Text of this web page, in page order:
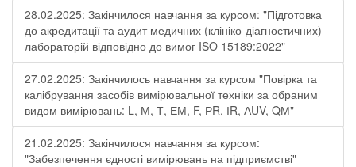
28.02.2025: Закінчилося навчання за курсом: "Підготовка
до акредитації та аудит медичних (клініко-діагностичних)
лабораторій відповідно до вимог ISO 15189:2022"
27.02.2025: Закінчилось навчання за курсом "Повірка та
калібрування засобів вимірювальної техніки за обраним
видом вимірювань: L, М, Т, ЕМ, F, РR, ІR, АUV, QМ"
21.02.2025: Закінчилося навчання за курсом:
"Забезпечення єдності вимірювань на підприємстві"